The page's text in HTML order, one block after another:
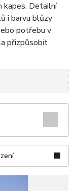
kapes. Detailní
i barvu blůzy
potřebu v
přizpůsobit